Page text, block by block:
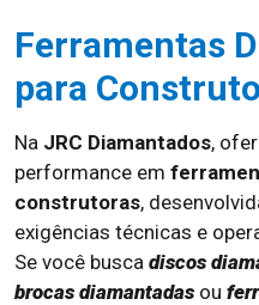
Ferramentas
para
Na JRC Diamantados,
performance em
construtoras,
exigências técnicas e
Se você busca discos
brocas diamantadas ou